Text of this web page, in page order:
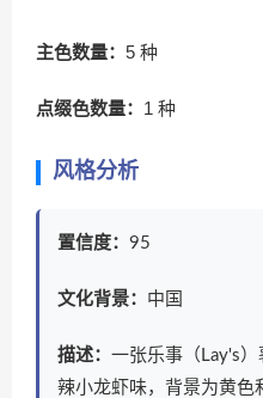
主色数量： 5 种
点缀色数量： 1 种
风格分析
置信度： 95
文化背景： 中国
描述： 一张乐事（Lay's
辣小龙虾味，背景为黄色